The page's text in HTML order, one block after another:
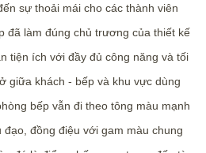
sự thoải mái cho các thành viên
đã làm đúng chủ trương của thiết kế
tiện ích với đầy đủ công năng và tối
giữa khách - bếp và khu vực dùng
bếp vẫn đi theo tông màu mạnh
đồng điệu với gam màu chung